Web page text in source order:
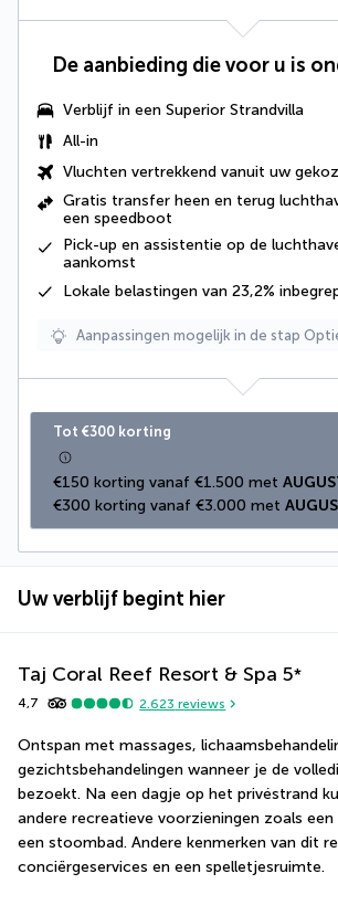
De aanbieding die voor u is
Verblijf in een Superior Strandvilla
All-in
Vluchten vertrekkend vanuit uw
Gratis transfer heen en terug
een speedboot
Pick-up en assistentie op de
aankomst
Lokale belastingen van 23,2%
Aanpassingen mogelijk in de stap
Tot €300 korting
€150 korting vanaf €1.500 met
€300 korting vanaf €3.000 met
Uw verblijf begint hier
Taj Coral Reef Resort & Spa 5*
4,7 2.623 reviews
Ontspan met massages,
gezichtsbehandelingen wanneer je de
bezoekt. Na een dagje op het privéstrand
andere recreatieve voorzieningen zoals
een stoombad. Andere kenmerken van dit
conciërgeservices en een spelletjesruimte.